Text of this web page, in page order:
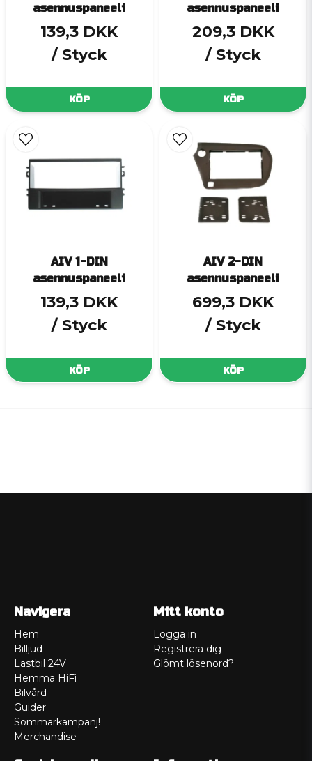
asennuspaneeli
139,3 DKK
/ Styck
KÖP
asennuspaneeli
209,3 DKK
/ Styck
KÖP
AIV 1-DIN
asennuspaneeli
139,3 DKK
/ Styck
KÖP
AIV 2-DIN
asennuspaneeli
699,3 DKK
/ Styck
KÖP
Navigera
Hem
Billjud
Lastbil 24V
Hemma HiFi
Bilvård
Guider
Sommarkampanj!
Merchandise
Mitt konto
Logga in
Registrera dig
Glömt lösenord?